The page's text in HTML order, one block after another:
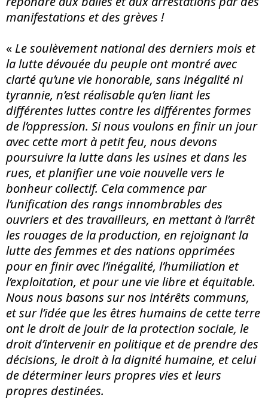
manifestations et des grèves !
« Le soulèvement national des derniers mois et
la lutte dévouée du peuple ont montré avec
clarté qu’une vie honorable, sans inégalité ni
tyrannie, n’est réalisable qu’en liant les
différentes luttes contre les différentes formes
de l’oppression. Si nous voulons en finir un jour
avec cette mort à petit feu, nous devons
poursuivre la lutte dans les usines et dans les
rues, et planifier une voie nouvelle vers le
bonheur collectif. Cela commence par
l’unification des rangs innombrables des
ouvriers et des travailleurs, en mettant à l’arrêt
les rouages de la production, en rejoignant la
lutte des femmes et des nations opprimées
pour en finir avec l’inégalité, l’humiliation et
l’exploitation, et pour une vie libre et équitable.
Nous nous basons sur nos intérêts communs,
et sur l’idée que les êtres humains de cette terre
ont le droit de jouir de la protection sociale, le
droit d’intervenir en politique et de prendre des
décisions, le droit à la dignité humaine, et celui
de déterminer leurs propres vies et leurs
propres destinées.